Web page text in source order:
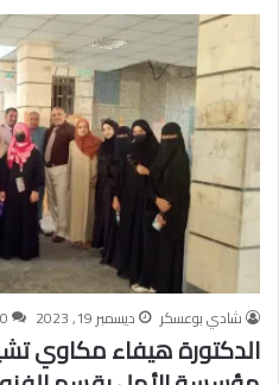
شادي بوعسكر
ديسمبر 19, 2023 0
الدكتورة هيفاء مكاوي